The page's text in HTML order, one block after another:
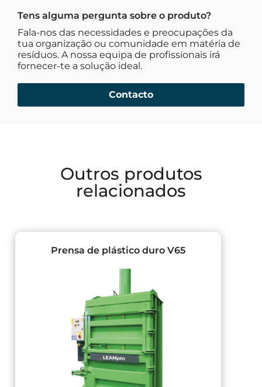
Tens alguma pergunta sobre o produto?
Fala-nos das necessidades e preocupações da
tua organização ou comunidade em matéria de
resíduos. A nossa equipa de profissionais irá
fornecer-te a solução ideal.
Contacto
Outros produtos
relacionados
Prensa de plástico duro V65